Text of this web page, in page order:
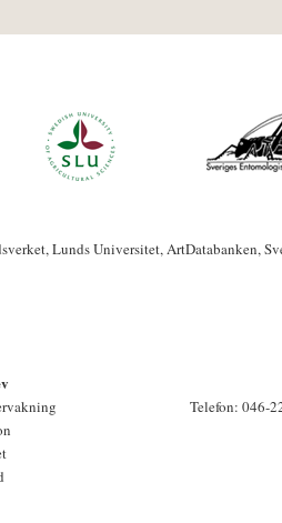
Lunds Universitet, ArtDatabanken,
Telefon: 046-